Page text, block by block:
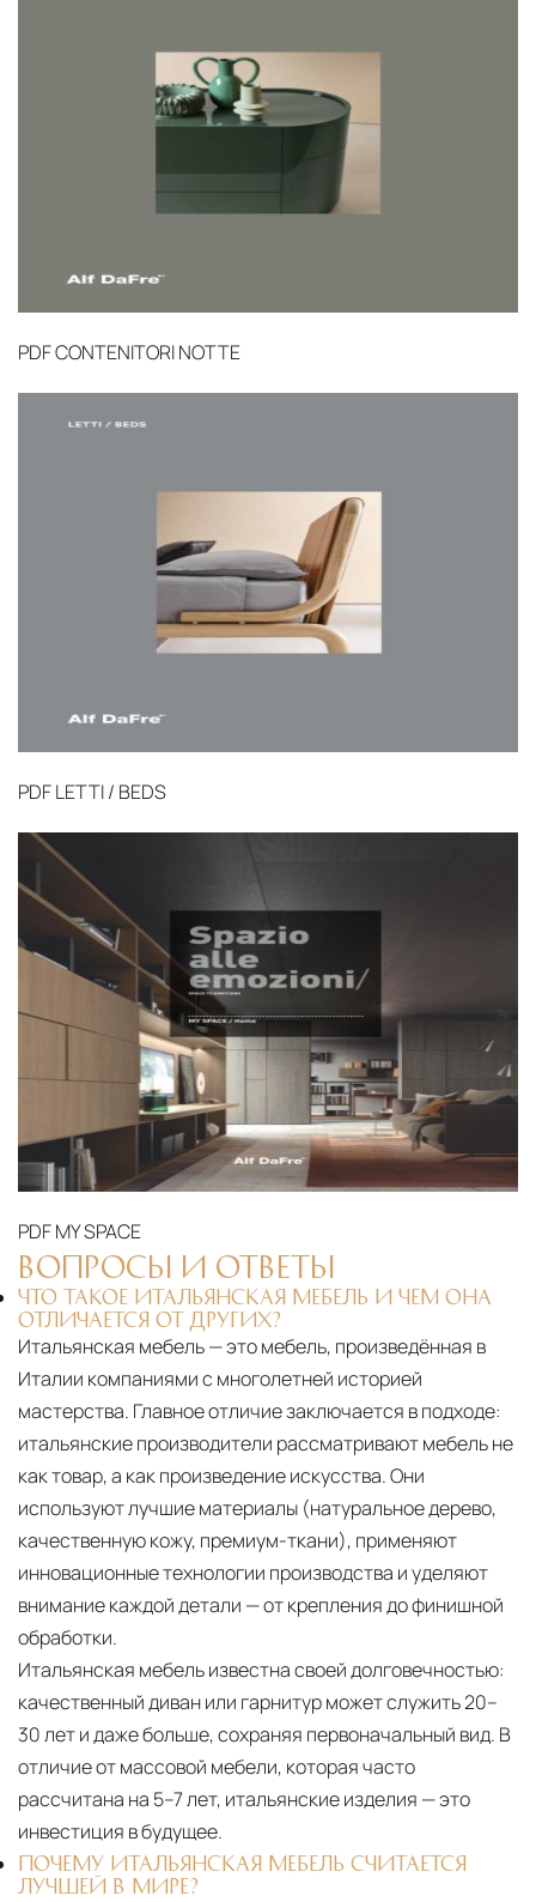
PDFCONTENITORI NOTTE
PDFLETTI / BEDS
PDFMY SPACE
ВОПРОСЫ И ОТВЕТЫ
ЧТО ТАКОЕ ИТАЛЬЯНСКАЯ МЕБЕЛЬ И ЧЕМ ОНА
ОТЛИЧАЕТСЯ ОТ ДРУГИХ?
Итальянская мебель — это мебель, произведённая в
Италии компаниями с многолетней историей
мастерства. Главное отличие заключается в подходе:
итальянские производители рассматривают мебель не
как товар, а как произведение искусства. Они
используют лучшие материалы (натуральное дерево,
качественную кожу, премиум-ткани), применяют
инновационные технологии производства и уделяют
внимание каждой детали — от крепления до финишной
обработки.
Итальянская мебель известна своей долговечностью:
качественный диван или гарнитур может служить 20–
30 лет и даже больше, сохраняя первоначальный вид. В
отличие от массовой мебели, которая часто
рассчитана на 5–7 лет, итальянские изделия — это
инвестиция в будущее.
ПОЧЕМУ ИТАЛЬЯНСКАЯ МЕБЕЛЬ СЧИТАЕТСЯ
ЛУЧШЕЙ В МИРЕ?